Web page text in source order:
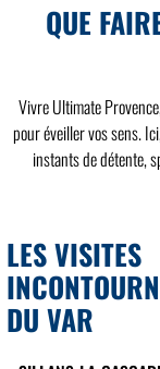
QUE
Vivre Ultimate
pour éveiller vos sens.
instants de détente,
LES VISITES
DU VAR